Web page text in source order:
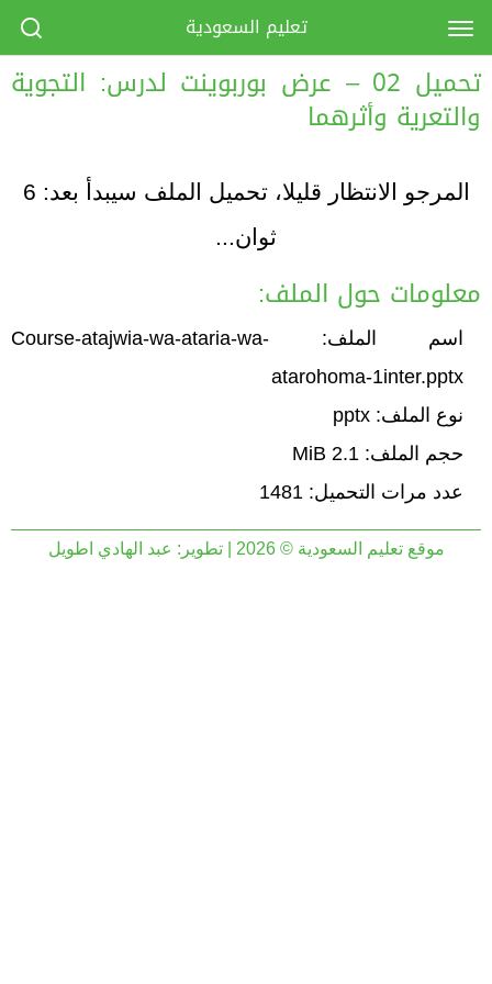
تحميل 02 – عرض بوربوينت لدرس: التجوية
والتعرية وأثرهما
المرجو الانتظار قليلا، تحميل الملف سيبدأ بعد: 6
ثوان...
معلومات حول الملف:
اسم الملف: Course-atajwia-wa-ataria-wa-
atarohoma-1inter.pptx
نوع الملف: pptx
حجم الملف: 2.1 MiB
عدد مرات التحميل: 1481
موقع تعليم السعودية © 2026 | تطوير: عبد الهادي اطويل
تعليم السعودية